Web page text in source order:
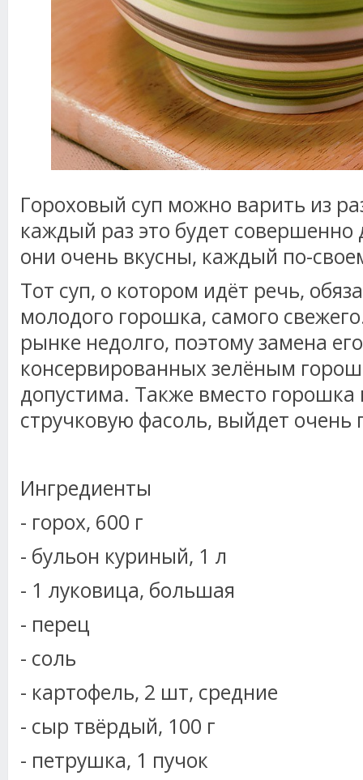
Гороховый суп можно варить из
каждый раз это будет совершенно
они очень вкусны, каждый по-
Тот суп, о котором идёт речь,
молодого горошка, самого
рынке недолго, поэтому замена
консервированных зелёным
допустима. Также вместо горошка
стручковую фасоль, выйдет очень
Ингредиенты
- горох, 600 г
- бульон куриный, 1 л
- 1 луковица, большая
- перец
- соль
- картофель, 2 шт, средние
- сыр твёрдый, 100 г
- петрушка, 1 пучок